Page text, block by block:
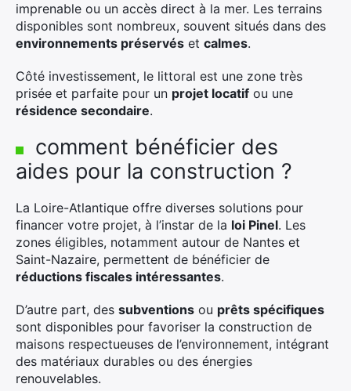
imprenable ou un accès direct à la mer. Les terrains
disponibles sont nombreux, souvent situés dans des
environnements préservés et calmes.
Côté investissement, le littoral est une zone très
prisée et parfaite pour un projet locatif ou une
résidence secondaire.
comment bénéficier des
aides pour la construction ?
La Loire-Atlantique offre diverses solutions pour
financer votre projet, à l’instar de la loi Pinel. Les
zones éligibles, notamment autour de Nantes et
Saint-Nazaire, permettent de bénéficier de
réductions fiscales intéressantes.
D’autre part, des subventions ou prêts spécifiques
sont disponibles pour favoriser la construction de
maisons respectueuses de l’environnement, intégrant
des matériaux durables ou des énergies
renouvelables.